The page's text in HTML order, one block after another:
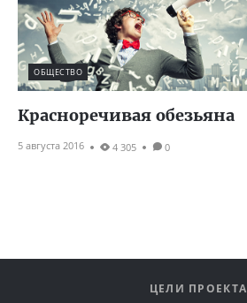
ОБЩЕСТВО
Красноречивая обезьяна
5 августа 2016 4 305 0
ЦЕЛИ ПРОЕКТА